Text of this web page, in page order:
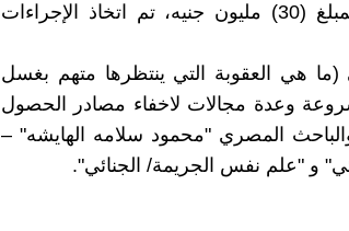
أفعال الكسب التى قام بها المذكور بمبلغ (30) مليون جنيه، تم اتخاذ الإجراءات
(ما هي العقوبة التي ينتظرها متهم بغسل
مشروعة وعدة مجالات لاخفاء مصادر الحصول
والباحث المصري "محمود سلامه الهايشه" –
و "علم نفس الجريمة/ الجنائي".